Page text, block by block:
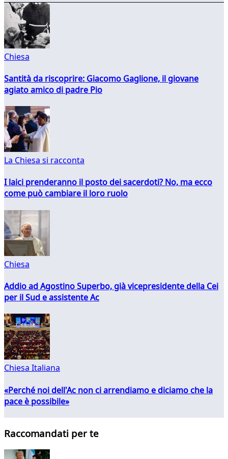
Chiesa
Santità da riscoprire: Giacomo Gaglione, il giovane
agiato amico di padre Pio
La Chiesa si racconta
I laici prenderanno il posto dei sacerdoti? No, ma ecco
come può cambiare il loro ruolo
Chiesa
Addio ad Agostino Superbo, già vicepresidente della Cei
per il Sud e assistente Ac
Chiesa Italiana
«Perché noi dell'Ac non ci arrendiamo e diciamo che la
pace è possibile»
Raccomandati per te